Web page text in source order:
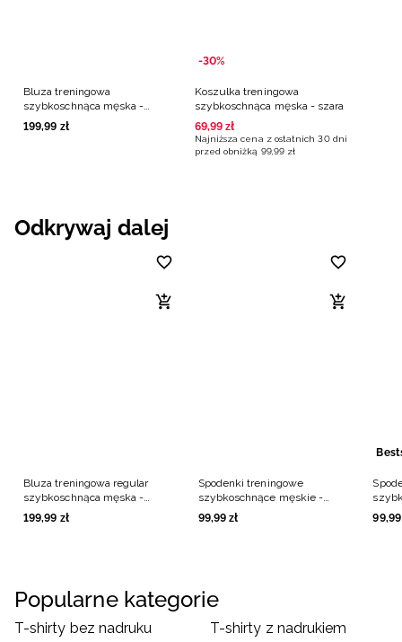
Bluza treningowa
szybkoschnąca męska -
czarna
199,99 zł
-30%
Koszulka treningowa
szybkoschnąca męska - szara
69,99 zł
Najniższa cena z ostatnich 30 dni
przed obniżką 99,99 zł
Odkrywaj dalej
Bluza treningowa regular
szybkoschnąca męska -
czarna
199,99 zł
Spodenki treningowe
szybkoschnące męskie -
czarne
99,99 zł 99,99
Popularne kategorie
T-shirty bez nadruku
T-shirty z nadrukiem